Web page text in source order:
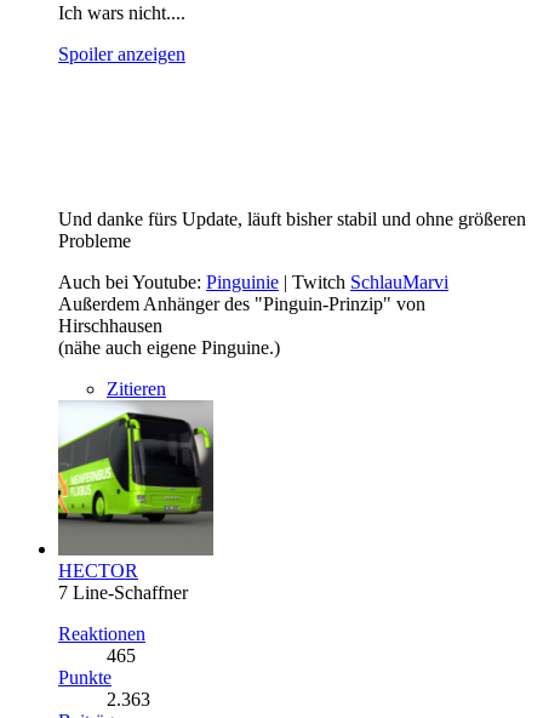
Ich wars nicht....
Spoiler anzeigen
Und danke fürs Update, läuft bisher stabil und ohne größeren
Probleme
Auch bei Youtube: Pinguinie | Twitch SchlauMarvi
Außerdem Anhänger des "Pinguin-Prinzip" von
Hirschhausen
(nähe auch eigene Pinguine.)
Zitieren
HECTOR
7 Line-Schaffner
Reaktionen
465
Punkte
2.363